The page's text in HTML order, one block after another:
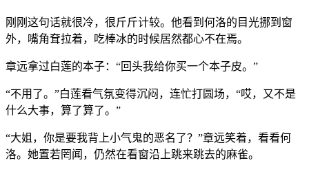
刚刚这句话就很冷，很斤斤计较。他看到何洛的目光挪到窗
外，嘴角耷拉着，吃棒冰的时候居然都心不在焉。
章远拿过白莲的本子：“回头我给你买一个本子皮。”
“不用了。”白莲看气氛变得沉闷，连忙打圆场，“哎，又不是
什么大事，算了算了。”
“大姐，你是要我背上小气鬼的恶名了？”章远笑着，看看何
洛。她置若罔闻，仍然在看窗沿上跳来跳去的麻雀。